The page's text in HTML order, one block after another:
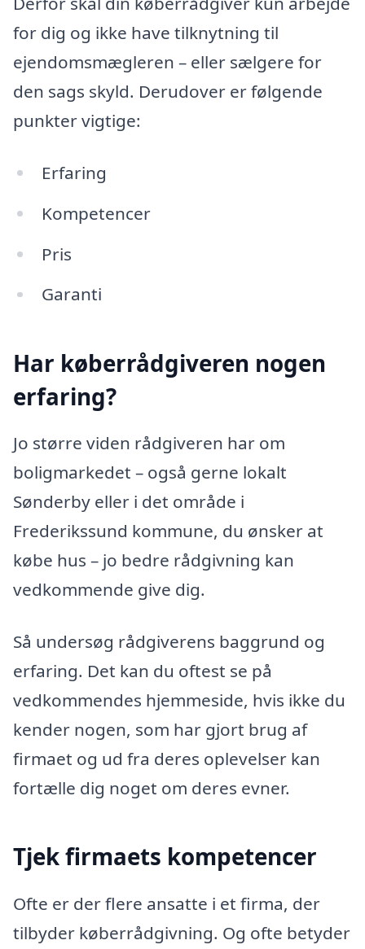
for dig og ikke have tilknytning til
ejendomsmægleren – eller sælgere for
den sags skyld. Derudover er følgende
punkter vigtige:
Erfaring
Kompetencer
Pris
Garanti
Har køberrådgiveren nogen
erfaring?
Jo større viden rådgiveren har om
boligmarkedet – også gerne lokalt
Sønderby eller i det område i
Frederikssund kommune, du ønsker at
købe hus – jo bedre rådgivning kan
vedkommende give dig.
Så undersøg rådgiverens baggrund og
erfaring. Det kan du oftest se på
vedkommendes hjemmeside, hvis ikke du
kender nogen, som har gjort brug af
firmaet og ud fra deres oplevelser kan
fortælle dig noget om deres evner.
Tjek firmaets kompetencer
Ofte er der flere ansatte i et firma, der
tilbyder køberrådgivning. Og ofte betyder